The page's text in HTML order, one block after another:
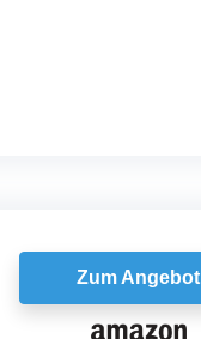
Zum Angebot